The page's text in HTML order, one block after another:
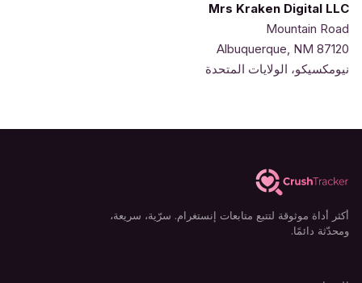
Mrs Kraken Digital LLC
Mountain Road
Albuquerque, NM 87120
نيومكسيكو، الولايات المتحدة
أكثر أداة موثوقة لتتبع متابعات إنستغرام. سرّية، سريعة،
ومحدّثة دائمًا.